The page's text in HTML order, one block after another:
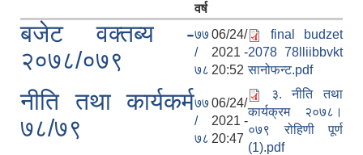
वर्ष
बजेट वक्तब्य -
२०७८/०७९
७७
/
७८
06/24/
2021 -
20:52
final budzet
2078 78lliibbvkt
सानोफन्ट.pdf
नीति तथा कार्यकर्म
७८/७९
७७
/
७८
06/24/
2021 -
20:47
३. नीति तथा
कार्यक्रम २०७८।
०७९ रोहिणी पूर्ण
(1).pdf